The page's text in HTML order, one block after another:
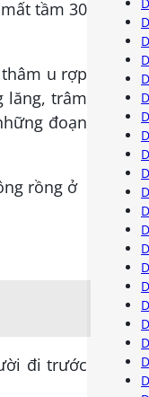
tầm 30
u rợp
lăng, trâm
đoạn
đi trước